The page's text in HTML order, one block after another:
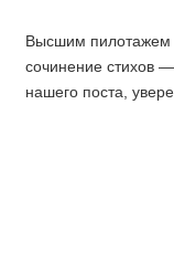
Высшим пилотажем
сочинение стихов
нашего поста,